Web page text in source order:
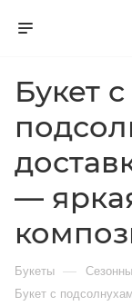
Букет
—
Букеты —
Букет с